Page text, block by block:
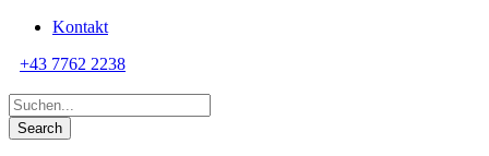
Kontakt
+43 7762 2238